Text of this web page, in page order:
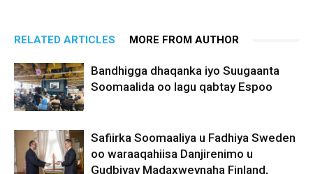
RELATED ARTICLES MORE FROM AUTHOR
Bandhigga dhaqanka iyo Suugaanta
Soomaalida oo lagu qabtay Espoo
Safiirka Soomaaliya u Fadhiya Sweden
oo waraaqahiisa Danjirenimo u
Gudbiyay Madaxweynaha Finland,